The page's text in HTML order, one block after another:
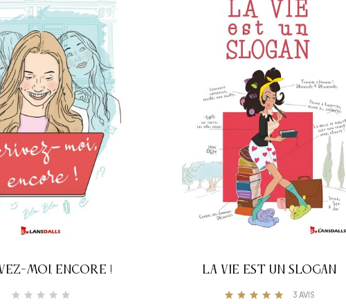
MOI, ENCORE ! LA VIE EST UN SLOGAN
3 AVIS